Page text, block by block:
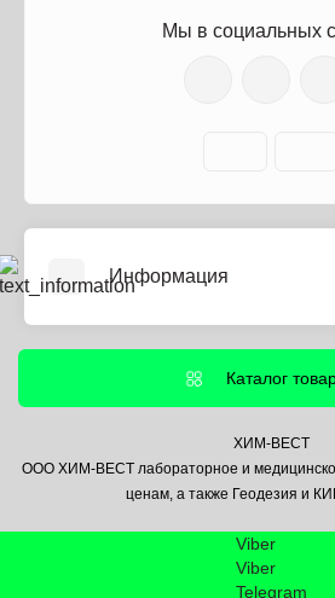
Мы в социальных
Информация
Информация о доставке
Политика безопасности
Контакты
Каталог
ХИМ-ВЕСТ
ООО ХИМ-ВЕСТ лабораторное и
ценам, а также Геодезия и
Viber
Viber
Telegram